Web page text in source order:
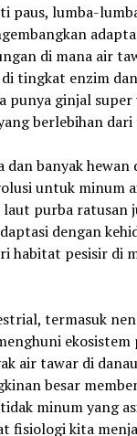
paus, lumba-
di mana air
tingkat enzim
punya ginjal
berlebihan
dan banyak hewan
untuk minum
purba ratusan
dengan
habitat pesisir di
termasuk
ekosistem
air tawar di
besar
minum yang
fisiologi kita